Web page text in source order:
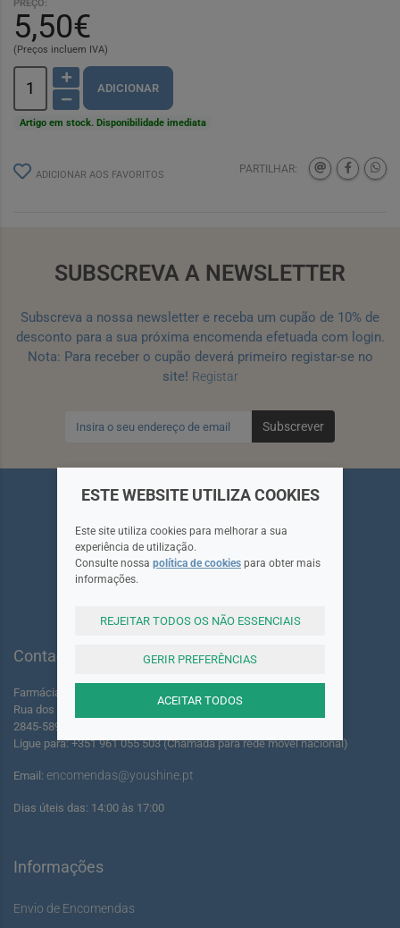
PREÇO:
5,50€
(Preços incluem IVA)
ADICIONAR
Artigo em stock. Disponibilidade imediata
ADICIONAR AOS FAVORITOS PARTILHAR:
SUBSCREVA A NEWSLETTER
Subscreva a nossa newsletter e receba um cupão de 10% de
desconto para a sua próxima encomenda efetuada com login.
Nota: Para receber o cupão deverá primeiro registar-se no
site! Registar
Subscrever
Siga-nos
Contactos
Farmácia dos Foros de Amora Lda.
Rua dos Foros Amora 220 A-B
2845-589 Seixal - Portugal
Ligue para: +351 961 055 503 (Chamada para rede móvel nacional)
Email: encomendas@youshine.pt
Dias úteis das: 14:00 às 17:00
Informações
Envio de Encomendas
ESTE WEBSITE UTILIZA COOKIES
Este site utiliza cookies para melhorar a sua
experiência de utilização.
Consulte nossa política de cookies para obter mais
informações.
REJEITAR TODOS OS NÃO ESSENCIAIS
GERIR PREFERÊNCIAS
ACEITAR TODOS